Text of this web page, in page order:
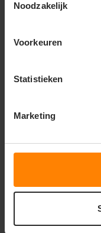
Noodzakelijk
Voorkeuren
Statistieken
Marketing
Eigenschap: Hoge